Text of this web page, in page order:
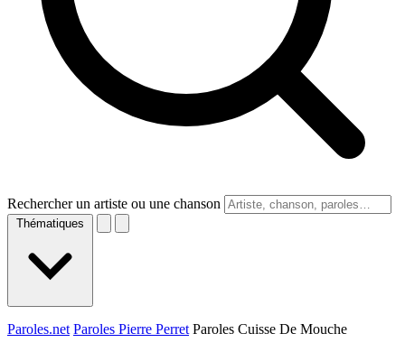
Rechercher un artiste ou une chanson
Thématiques
Paroles.net Paroles Pierre Perret Paroles Cuisse De Mouche